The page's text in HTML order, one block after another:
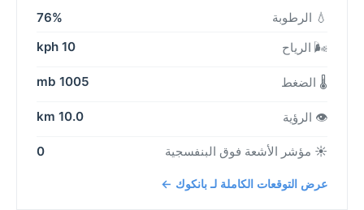
💧 الرطوبة
76%
🌬️ الرياح
10 kph
🌡️ الضغط 1005 mb
👁️ الرؤية 10.0 km
☀️ مؤشر الأشعة فوق البنفسجية 0
عرض التوقعات الكاملة لـ بانكوك ←